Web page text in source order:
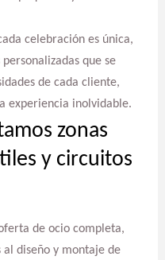
celebración es única,
que se
de cada cliente,
experiencia inolvidable.
zonas
y circuitos
de ocio completa,
diseño y montaje de